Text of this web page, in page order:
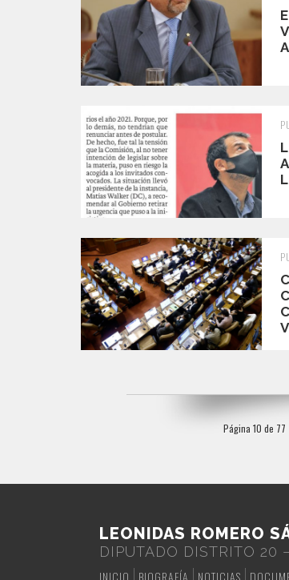
Página 10 de 77
LEONIDAS ROMERO
DIPUTADO DISTRITO 20
INICIO
BIOGRAFÍA NOTICIAS